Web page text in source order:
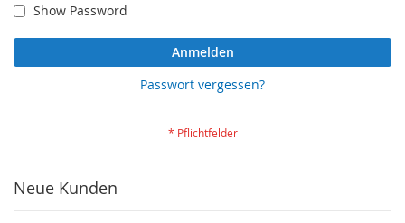
Show Password
Anmelden
Passwort vergessen?
Neue Kunden